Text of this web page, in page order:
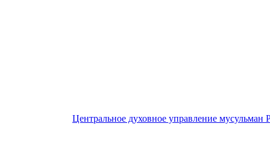
Центральное духовное управление мусульман